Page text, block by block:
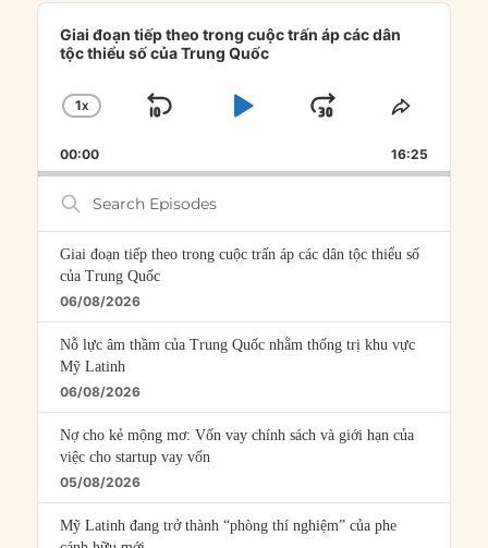
Audio
Player
Giai đoạn tiếp theo trong cuộc trấn áp các dân
tộc thiểu số của Trung Quốc
CHANGE
RATE
1X
SKIP
PLAYJUMP
FORWARD
SHARE
00:00 16:25
Search
Episodes
Giai đoạn tiếp theo trong cuộc trấn áp các dân tộc thiểu số
của Trung Quốc
06/08/2026
Nỗ lực âm thầm của Trung Quốc nhằm thống trị khu vực
Mỹ Latinh
06/08/2026
Nợ cho kẻ mộng mơ: Vốn vay chính sách và giới hạn của
việc cho startup vay vốn
05/08/2026
Mỹ Latinh đang trở thành “phòng thí nghiệm” của phe